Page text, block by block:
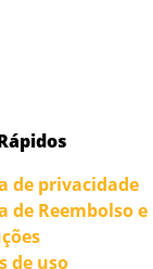
de privacidade
de Reembolso e
de uso